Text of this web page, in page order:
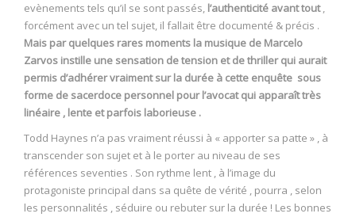
evènements tels qu’il se sont passés, l’authenticité avant tout,
forcément avec un tel sujet, il fallait être documenté & précis .
Mais par quelques rares moments la musique de Marcelo
Zarvos instille une sensation de tension et de thriller qui aurait
permis d’adhérer vraiment sur la durée à cette enquête sous
forme de sacerdoce personnel pour l’avocat qui apparaît très
linéaire , lente et parfois laborieuse .
Todd Haynes n’a pas vraiment réussi à « apporter sa patte » , à
transcender son sujet et à le porter au niveau de ses
références seventies . Son rythme lent , à l’image du
protagoniste principal dans sa quête de vérité , pourra , selon
les personnalités , séduire ou rebuter sur la durée ! Les bonnes